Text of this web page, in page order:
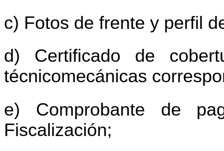
c) Fotos de frente y perfil
d) Certificado de
técnicomecánicas
e) Comprobante de
Fiscalización;